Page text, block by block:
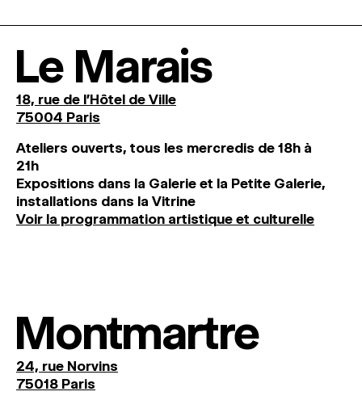
Le Marais
18, rue de l'Hôtel de Ville
75004 Paris
Ateliers ouverts, tous les mercredis de 18h à
21h
Expositions dans la Galerie et la Petite Galerie,
installations dans la Vitrine
Voir la programmation artistique et culturelle
Montmartre
24, rue Norvins
75018 Paris